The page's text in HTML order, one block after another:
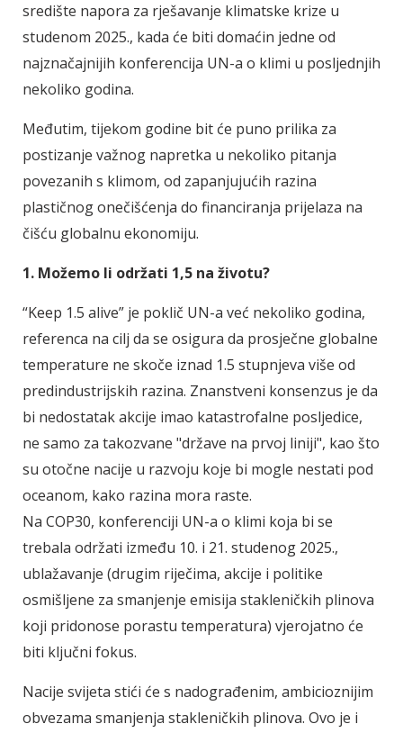
središte napora za rješavanje klimatske krize u
studenom 2025., kada će biti domaćin jedne od
najznačajnijih konferencija UN-a o klimi u posljednjih
nekoliko godina.
Međutim, tijekom godine bit će puno prilika za
postizanje važnog napretka u nekoliko pitanja
povezanih s klimom, od zapanjujućih razina
plastičnog onečišćenja do financiranja prijelaza na
čišću globalnu ekonomiju.
1. Možemo li održati 1,5 na životu?
“Keep 1.5 alive” je poklič UN-a već nekoliko godina,
referenca na cilj da se osigura da prosječne globalne
temperature ne skoče iznad 1.5 stupnjeva više od
predindustrijskih razina. Znanstveni konsenzus je da
bi nedostatak akcije imao katastrofalne posljedice,
ne samo za takozvane "države na prvoj liniji", kao što
su otočne nacije u razvoju koje bi mogle nestati pod
oceanom, kako razina mora raste.
Na COP30, konferenciji UN-a o klimi koja bi se
trebala održati između 10. i 21. studenog 2025.,
ublažavanje (drugim riječima, akcije i politike
osmišljene za smanjenje emisija stakleničkih plinova
koji pridonose porastu temperatura) vjerojatno će
biti ključni fokus.
Nacije svijeta stići će s nadograđenim, ambicioznijim
obvezama smanjenja stakleničkih plinova. Ovo je i